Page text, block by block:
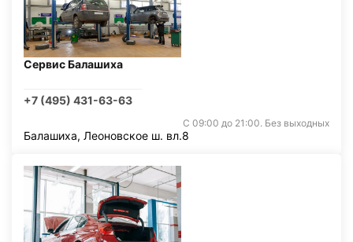
Сервис Балашиха
+7 (495) 431-63-63
С 09:00 до 21:00. Без выходных
Балашиха, Леоновское ш. вл.8